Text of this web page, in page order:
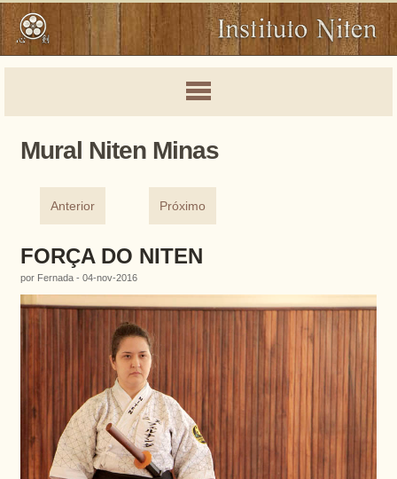
Mural Niten Minas
Anterior Próximo
FORÇA DO NITEN
por Fernada - 04-nov-2016